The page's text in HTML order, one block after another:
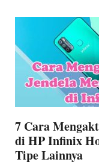
7 Cara
di HP Infinix
Tipe Lainnya